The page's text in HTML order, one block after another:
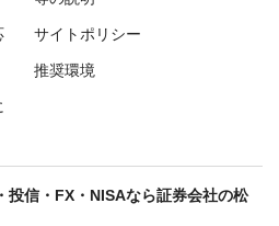
サイトポリシー
推奨環境
投信・FX・NISAなら証券会社の松